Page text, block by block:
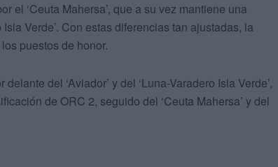
el ‘Ceuta Mahersa’, que a su vez mantiene una
Verde’. Con estas diferencias tan ajustadas, la
puestos de honor.
del ‘Aviador’ y del ‘Luna-Varadero Isla Verde’,
de ORC 2, seguido del ‘Ceuta Mahersa’ y del